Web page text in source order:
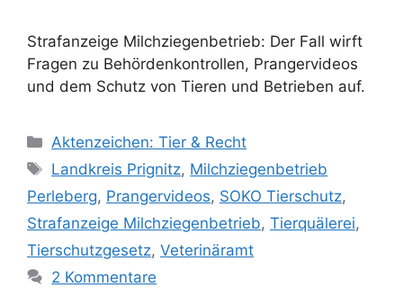
Strafanzeige Milchziegenbetrieb: Der Fall wirft
Fragen zu Behördenkontrollen, Prangervideos
und dem Schutz von Tieren und Betrieben auf.
K
a
e
g
o
r
Aktenzeichen: Tier & Recht
S
c
l
a
g
Landkreis Prignitz, Milchziegenbetrieb
Perleberg, Prangervideos, SOKO Tierschutz,
Strafanzeige Milchziegenbetrieb, Tierquälerei,
Tierschutzgesetz, Veterinäramt
2 Kommentare